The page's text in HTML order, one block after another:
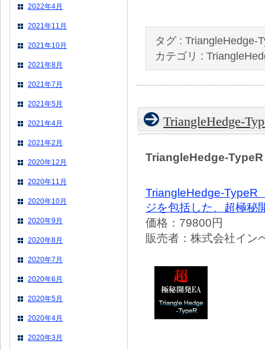
タグ : TriangleHedge-
カテゴリ :
TriangleHedge-
TriangleHedge-TypeR
TriangleHedge-TypeR
ジを包括した、超極秘
価格：79800円
販売者：株式会社イン
2022年4月
2021年11月
2021年10月
2021年8月
2021年7月
2021年5月
2021年4月
2021年2月
2020年12月
2020年11月
2020年10月
2020年9月
2020年8月
2020年7月
2020年6月
2020年5月
2020年4月
2020年3月